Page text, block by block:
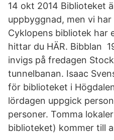
14 okt 2014 Biblioteket
uppbyggnad, men vi
Cyklopens bibliotek har
hittar du HÄR. Bibblan
invigs på fredagen
tunnelbanan. Isaac
för biblioteket i
lördagen uppgick
personer. Tomma
biblioteket) kommer till